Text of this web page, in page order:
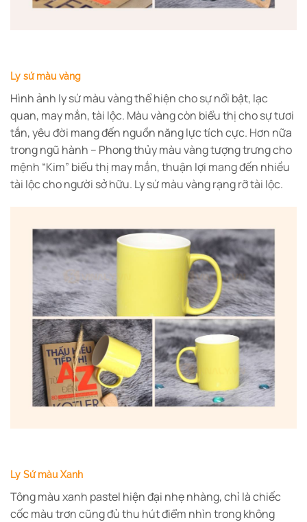
Ly sứ màu vàng
Hình ảnh ly sứ màu vàng thể hiện cho sự nổi bật, lạc
quan, may mắn, tài lộc. Màu vàng còn biểu thị cho sự tươi
tắn, yêu đời mang đến nguồn năng lực tích cực. Hơn nữa
trong ngũ hành – Phong thủy màu vàng tượng trưng cho
mệnh “Kim” biểu thị may mắn, thuận lợi mang đến nhiều
tài lộc cho người sở hữu. Ly sứ màu vàng rạng rỡ tài lộc.
Ly Sứ màu Xanh
Tông màu xanh pastel hiện đại nhẹ nhàng, chỉ là chiếc
cốc màu trơn cũng đủ thu hút điểm nhìn trong không